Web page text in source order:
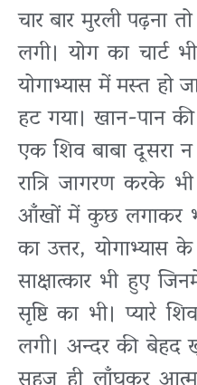
चार बार मुरली
लगी। योग का चार्ट
योगाभ्यास में मस्त हो
हट गया। खान-पान
एक शिव बाबा दूसरा
रात्रि जागरण करके
आँखों में कुछ लगाकर
का उत्तर, योगाभ्यास
साक्षात्कार भी हुए
सृष्टि का भी। प्यारे
लगी। अन्दर की बेहद